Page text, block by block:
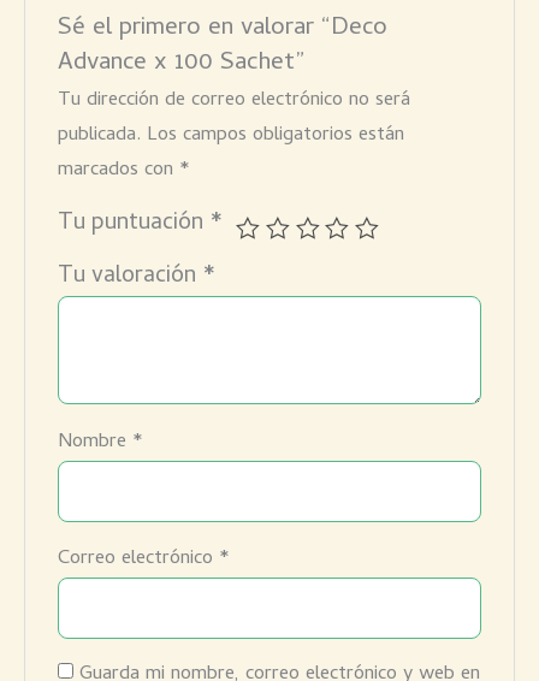
Sé el primero en valorar “Deco
Advance x 100 Sachet”
Tu dirección de correo electrónico no será
publicada. Los campos obligatorios están
marcados con *
Tu puntuación *
Tu valoración *
Nombre *
Correo electrónico *